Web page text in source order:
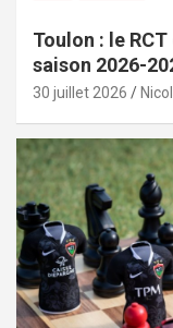
Toulon : le
saison 2026-
30 juillet 2026